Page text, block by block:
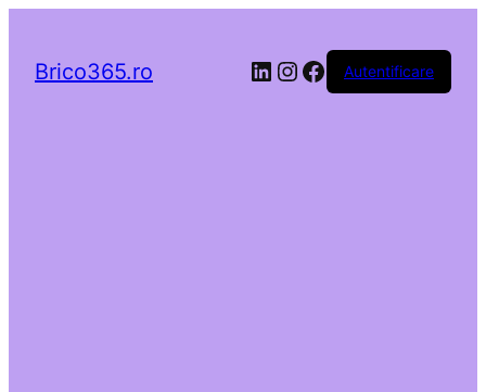
Brico365.ro LinkedIn
Instagram
Facebook
Autentificare